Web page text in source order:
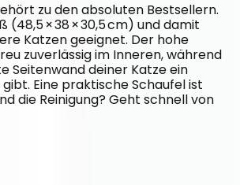
zu den absoluten Bestsellern.
× 38 × 30,5 cm) und damit
Katzen geeignet. Der hohe
zuverlässig im Inneren, während
Seitenwand deiner Katze ein
Eine praktische Schaufel ist
die Reinigung? Geht schnell von